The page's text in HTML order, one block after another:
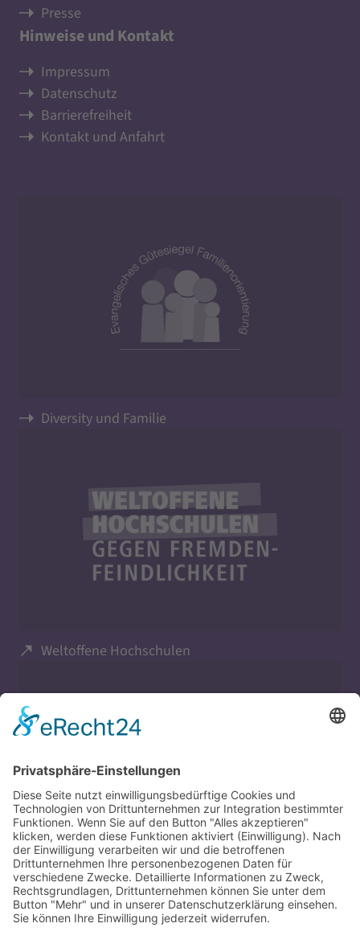
Presse
Hinweise und Kontakt
Impressum
Datenschutz
Barrierefreiheit
Kontakt und Anfahrt
Diversity und Familie
Weltoffene Hochschulen
Evangelisch in Bayern